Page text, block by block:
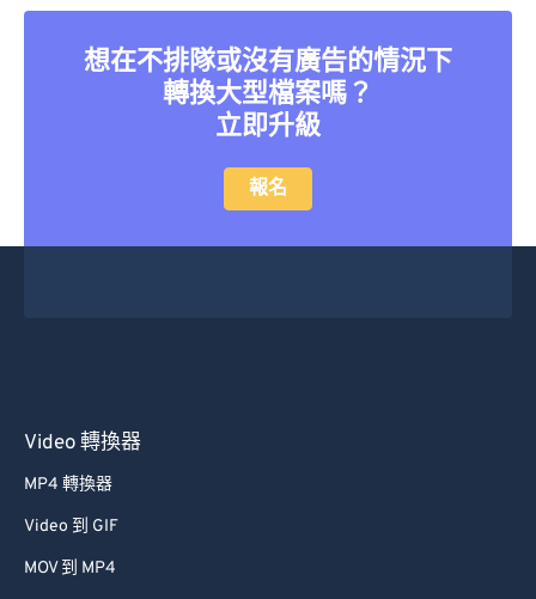
想在不排隊或沒有廣告的情況下
轉換大型檔案嗎？
立即升級
報名
Video 轉換器
MP4 轉換器
Video 到 GIF
MOV 到 MP4